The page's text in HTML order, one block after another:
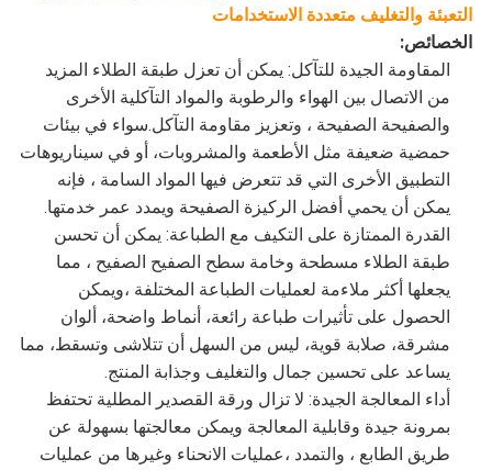
التعبئة والتغليف متعددة الاستخدامات
الخصائص:
المقاومة الجيدة للتآكل: يمكن أن تعزل طبقة الطلاء المزيد
من الاتصال بين الهواء والرطوبة والمواد التآكلية الأخرى
والصفيحة الصفيحة ، وتعزيز مقاومة التآكل.سواء في بيئات
حمضية ضعيفة مثل الأطعمة والمشروبات، أو في سيناريوهات
التطبيق الأخرى التي قد تتعرض فيها المواد السامة ، فإنه
يمكن أن يحمي أفضل الركيزة الصفيحة ويمدد عمر خدمتها.
القدرة الممتازة على التكيف مع الطباعة: يمكن أن تحسن
طبقة الطلاء مسطحة وخامة سطح الصفيح الصفيح ، مما
يجعلها أكثر ملاءمة لعمليات الطباعة المختلفة ،ويمكن
الحصول على تأثيرات طباعة رائعة، أنماط واضحة، ألوان
مشرقة، صلابة قوية، ليس من السهل أن تتلاشى وتسقط، مما
يساعد على تحسين جمال والتغليف وجذابة المنتج.
أداء المعالجة الجيدة: لا تزال ورقة القصدير المطلية تحتفظ
بمرونة جيدة وقابلية المعالجة ويمكن معالجتها بسهولة عن
طريق الطابع ، والتمدد ،عمليات الانحناء وغيرها من عمليات